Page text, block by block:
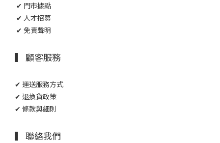
✔ 門市據點
✔ 人才招募
✔ 免責聲明
▍ 顧客服務
✔ 運送服務方式
✔ 退換貨政策
✔ 條款與細則
▍ 聯絡我們